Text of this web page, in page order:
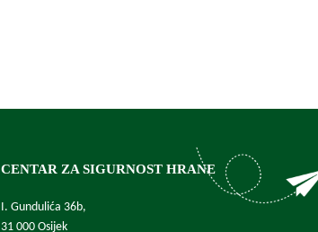
CENTAR ZA SIGURNOST HRANE
I. Gundulića 36b,
31 000 Osijek